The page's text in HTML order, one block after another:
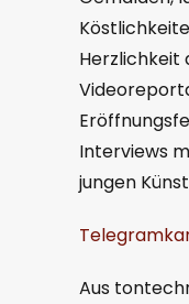
Herzlichkeit
Interviews
jungen
Aus